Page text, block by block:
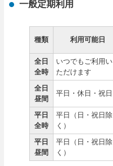
一般定期利用
種類 利用可能日
全日
全時
いつでもご利用い
ただけます
全日
昼間
平日・休日・祝日
平日
全時
平日（日・祝日除
く）
平日
昼間
平日（日・祝日除
く）